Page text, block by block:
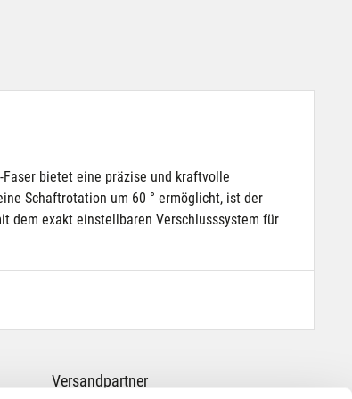
bietet eine präzise und kraftvolle
Schaftrotation um 60 ° ermöglicht, ist der
dem exakt einstellbaren Verschlusssystem für
Versandpartner